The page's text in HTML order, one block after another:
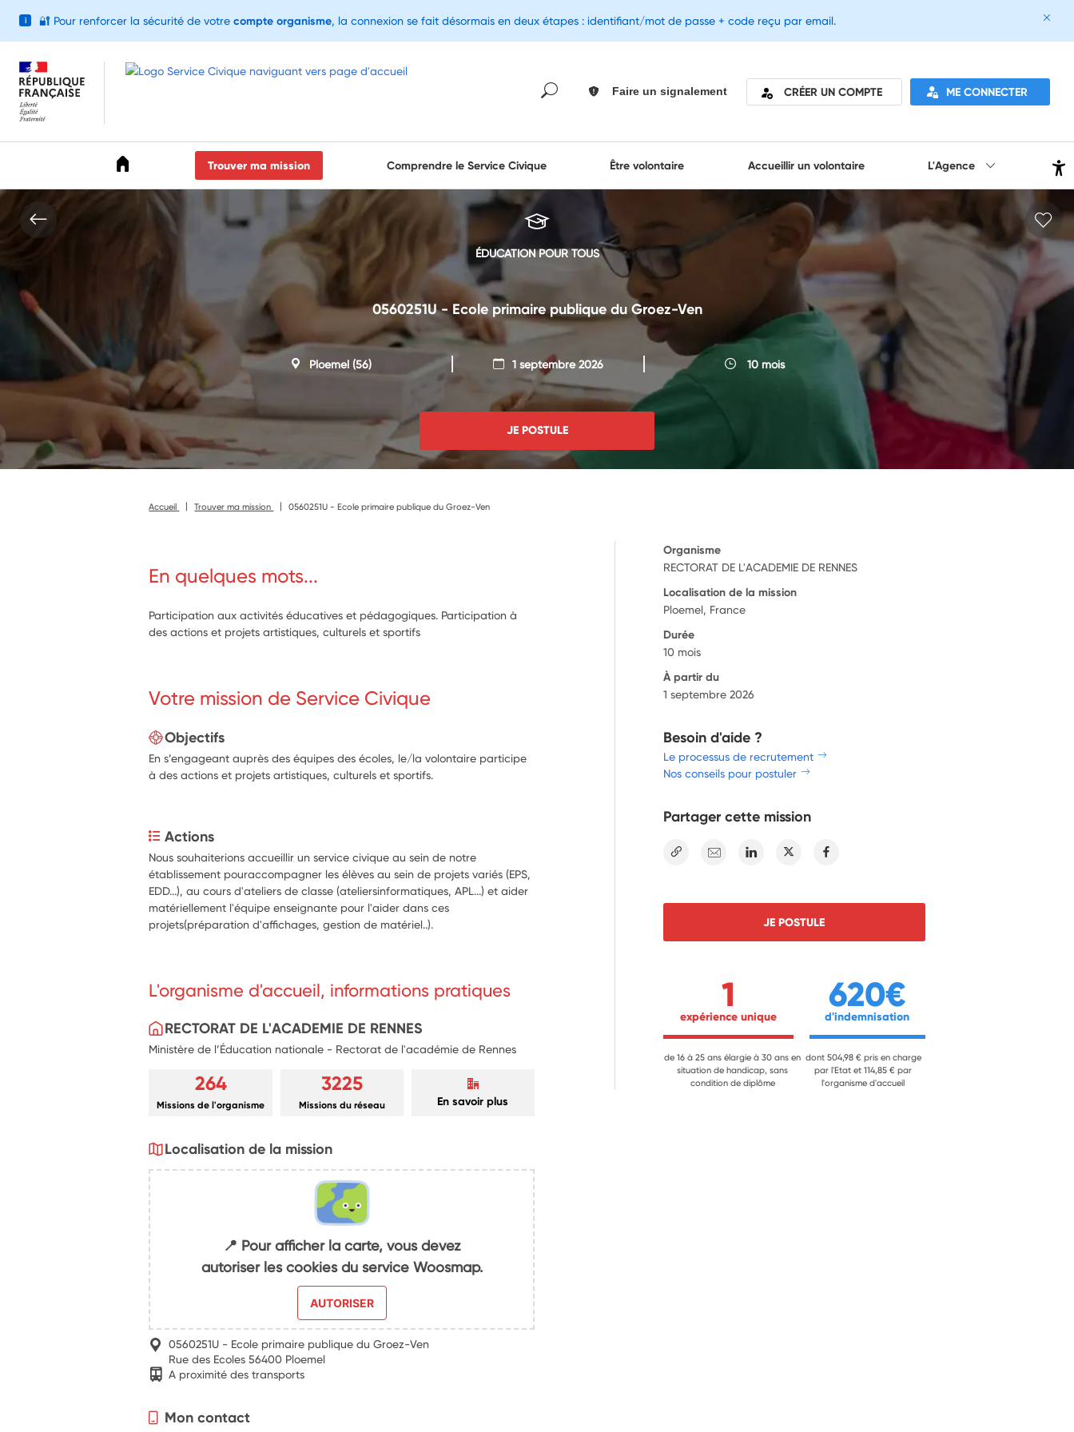
Faire un signalement CRÉER UN COMPTE ME CONNECTER
Trouver ma mission Comprendre le Service Civique Être volontaire Accueillir un volontaire L'Agence
ÉDUCATION POUR TOUS
0560251U - Ecole primaire publique du Groez-Ven
Ploemel(56) 1 septembre 2026 10 mois
JE POSTULE
Accueil Trouver ma mission 0560251U - Ecole primaire publique du Groez-Ven
En quelques mots...
Participation aux activités éducatives et pédagogiques. Participation à
des actions et projets artistiques, culturels et sportifs
Votre mission de Service Civique
Objectifs
En s’engageant auprès des équipes des écoles, le/la volontaire participe
à des actions et projets artistiques, culturels et sportifs.
Actions
Nous souhaiterions accueillir un service civique au sein de notre
établissement pouraccompagner les élèves au sein de projets variés (EPS,
EDD...), au cours d'ateliers de classe (ateliersinformatiques, APL...) et aider
matériellement l'équipe enseignante pour l'aider dans ces
projets(préparation d'affichages, gestion de matériel..).
L'organisme d'accueil, informations pratiques
RECTORAT DE L'ACADEMIE DE RENNES
Ministère de l’Éducation nationale - Rectorat de l'académie de Rennes
264
Missions de l'organisme
3225
Missions du réseau En savoir plus
Localisation de la mission
📍 Pour afficher la carte, vous devez
autoriser les cookies du service Woosmap.
AUTORISER
0560251U - Ecole primaire publique du Groez-Ven
Rue des Ecoles 56400 Ploemel
A proximité des transports
Mon contact
Organisme
RECTORAT DE L'ACADEMIE DE RENNES
Localisation de la mission
Ploemel, France
Durée
10 mois
À partir du
1 septembre 2026
Besoin d'aide ?
Le processus de recrutement
Nos conseils pour postuler
Partager cette mission
E-mail Linkedin Twitter
JE POSTULE
1
expérience unique
de 16 à 25 ans élargie à 30 ans en
situation de handicap, sans
condition de diplôme
620€
d'indemnisation
dont 504,98 € pris en charge
par l'Etat et 114,85 € par
l'organisme d'accueil
i 🔐 Pour renforcer la sécurité de votre compte organisme, la connexion se fait désormais en deux étapes : identifiant/mot de passe + code reçu par email.